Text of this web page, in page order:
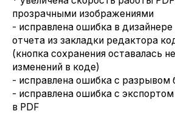
прозрачными изображениями
- исправлена ошибка в
отчета из закладки редактора
(кнопка сохранения оставалась
изменений в коде)
- исправлена ошибка с разрывом
- исправлена ошибка с
в PDF